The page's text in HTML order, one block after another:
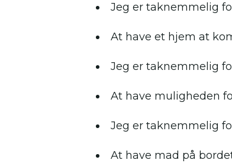
Jeg er taknemmelig
At have et hjem at
Jeg er taknemmelig
At have muligheden
Jeg er taknemmelig
At have mad på